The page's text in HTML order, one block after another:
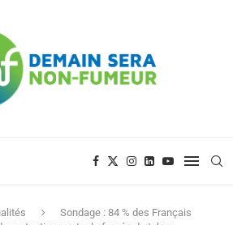
Sondage : 84 % des Français